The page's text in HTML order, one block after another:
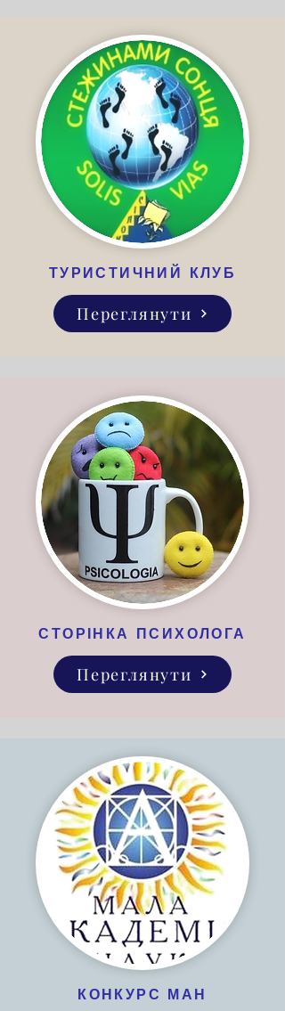
ТУРИСТИЧНИЙ КЛУБ
Переглянути
СТОРІНКА ПСИХОЛОГА
Переглянути
КОНКУРС МАН